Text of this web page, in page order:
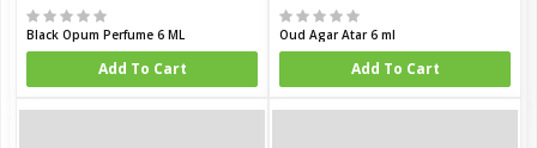
Black Opum Perfume 6 ML
Add To Cart
Oud Agar Atar 6 ml
Add To Cart